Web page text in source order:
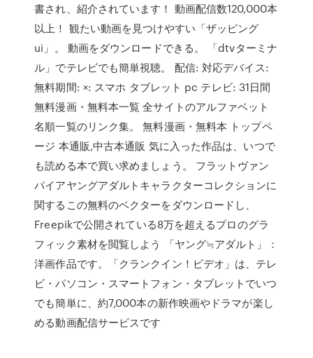
書され、紹介されています！ 動画配信数120,000本
以上！ 観たい動画を見つけやすい「ザッピング
ui」。 動画をダウンロードできる。 「dtvターミナ
ル」でテレビでも簡単視聴。 配信: 対応デバイス:
無料期間: ×: スマホ タブレット pc テレビ: 31日間
無料漫画・無料本一覧 全サイトのアルファベット
名順一覧のリンク集。 無料漫画・無料本 トップペ
ージ 本通販,中古本通販 気に入った作品は、いつで
も読める本で買い求めましょう。 フラットヴァン
パイアヤングアダルトキャラクターコレクションに
関するこの無料のベクターをダウンロードし、
Freepikで公開されている8万を超えるプロのグラ
フィック素材を閲覧しよう 「ヤング≒アダルト」：
洋画作品です。「クランクイン！ビデオ」は、テレ
ビ・パソコン・スマートフォン・タブレットでいつ
でも簡単に、約7,000本の新作映画やドラマが楽し
める動画配信サービスです